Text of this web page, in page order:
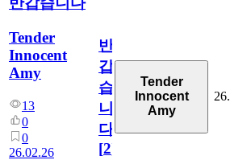
Tender
Innocent
Amy
13
0
0
26.02.26
반
갑
습
니
다
[2]
Tender
Innocent
Amy